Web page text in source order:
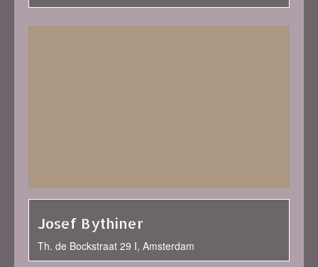
Josef Bythiner
Th. de Bockstraat 29 I, Amsterdam